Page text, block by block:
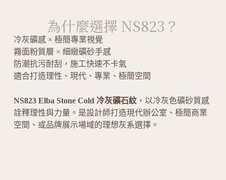
為什麼選擇 NS823？
冷灰礦感 × 極簡專業視覺
霧面粉質層 × 細緻礦砂手感
防潮抗污耐刮，施工快速不卡氣
適合打造理性、現代、專業、極簡空間
NS823 Elba Stone Cold 冷灰礦石紋，以冷灰色礦砂質感
詮釋理性與力量。是設計師打造現代辦公室、極簡商業
空間、或品牌展示場域的理想灰系選擇。